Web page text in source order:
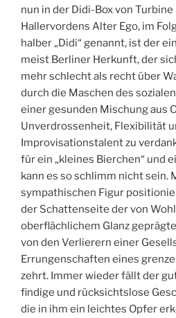
nun in der Didi-Box von
Hallervordens Alter Ego, im
halber „Didi“ genannt, ist der
meist Berliner Herkunft, der
mehr schlecht als recht über
durch die Maschen des
einer gesunden Mischung aus
Unverdrossenheit, Flexibilität
Improvisationstalent zu
für ein „kleines Bierchen“ und
kann es so schlimm nicht sein.
sympathischen Figur
der Schattenseite der von
oberflächlichem Glanz
von den Verlierern einer
Errungenschaften eines
zehrt. Immer wieder fällt der
findige und rücksichtslose
die in ihm ein leichtes Opfer